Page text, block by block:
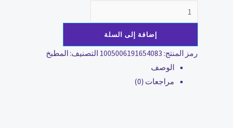
إضافة إلى السلة
رمز المنتج: 1005006191654083 التصنيف: المطبخ
الوصف
مراجعات (0)